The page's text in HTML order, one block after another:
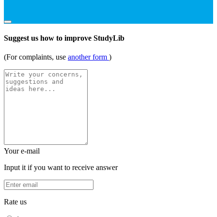
Suggest us how to improve StudyLib
(For complaints, use another form )
Your e-mail
Input it if you want to receive answer
Rate us